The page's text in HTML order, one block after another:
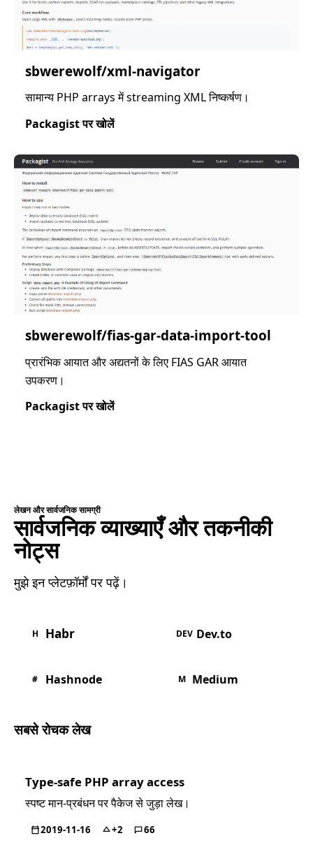
sbwerewolf/xml-navigator
सामान्य PHP arrays में streaming XML निष्कर्षण।
Packagist पर खोलें
sbwerewolf/fias-gar-data-import-tool
प्रारंभिक आयात और अद्यतनों के लिए FIAS GAR आयात
उपकरण।
Packagist पर खोलें
लेखन और सार्वजनिक सामग्री
सार्वजनिक व्याख्याएँ और तकनीकी
नोट्स
मुझे इन प्लेटफ़ॉर्मों पर पढ़ें।
H Habr DEV Dev.to
# Hashnode M Medium
सबसे रोचक लेख
Type-safe PHP array access
स्पष्ट मान-प्रबंधन पर पैकेज से जुड़ा लेख।
2019-11-16 +2 66